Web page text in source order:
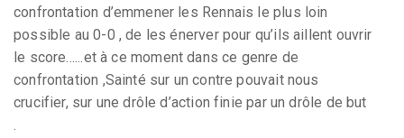
confrontation d’emmener les Rennais le plus loin
possible au 0-0 , de les énerver pour qu’ils aillent ouvrir
le score......et à ce moment dans ce genre de
confrontation ,Sainté sur un contre pouvait nous
crucifier, sur une drôle d’action finie par un drôle de but
.